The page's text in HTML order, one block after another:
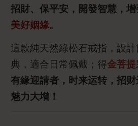
招財、保平安，開發智慧，增
美好姻緣。
這款純天然綠松石戒指，設
典，適合日常佩戴；得金菩提
有緣迎請者，时来运转，招财
魅力大增！